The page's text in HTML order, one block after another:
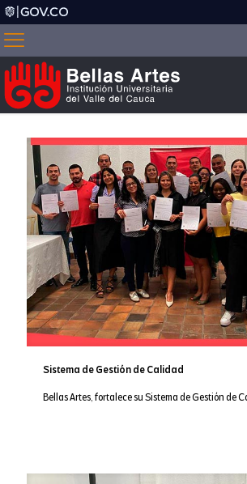
Sistema de Gestión de Calidad
Bellas Artes, fortalece su Sistema de Gestión de